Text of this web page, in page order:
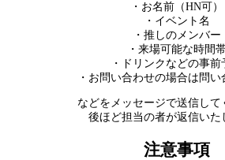
・お名前（HN可）
・イベント名
・推しのメンバー
・来場可能な時間
・ドリンクなどの事前
・お問い合わせの場合は問い
などをメッセージで送信して
後ほど担当の者が返信いた
注意事項